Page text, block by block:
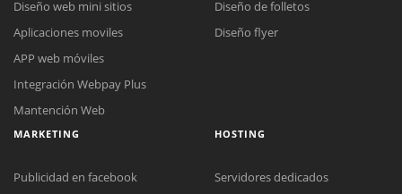
Diseño web mini sitios
Aplicaciones moviles
APP web móviles
Integración Webpay Plus
Mantención Web
Diseño de folletos
Diseño flyer
MARKETING
Publicidad en facebook
HOSTING
Servidores dedicados